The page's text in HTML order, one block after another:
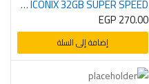
MEMORY ICONIX 32GB SUPER SPEED
EGP270.00
إضافة إلى السلة